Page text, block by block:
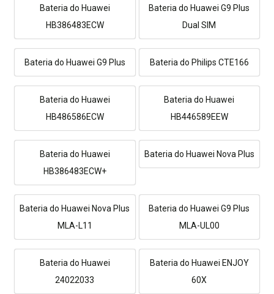
Bateria do Huawei
HB386483ECW
Bateria do Huawei G9 Plus
Dual SIM
Bateria do Huawei G9 Plus Bateria do Philips CTE166
Bateria do Huawei
HB486586ECW
Bateria do Huawei
HB446589EEW
Bateria do Huawei
HB386483ECW+
Bateria do Huawei Nova Plus
Bateria do Huawei Nova Plus
MLA-L11
Bateria do Huawei G9 Plus
MLA-UL00
Bateria do Huawei
24022033
Bateria do Huawei ENJOY
60X